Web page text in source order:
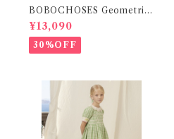
BOBOCHOSES Geometric
Scacs all over dress / 4-8Y
¥13,090
30%OFF